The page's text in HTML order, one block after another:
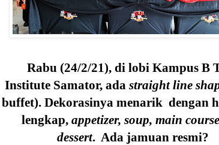
Rabu (24/2/21), di lobi Kampus B
Institute Samator, ada straight line
buffet). Dekorasinya menarik dengan
lengkap, appetizer, soup, main course
dessert. Ada jamuan resmi?